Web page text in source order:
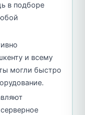
в подборе
и всему
могли быстро